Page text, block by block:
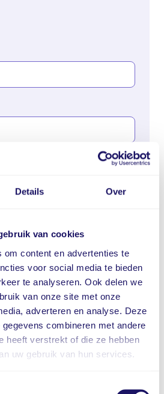
Details Over
van cookies
om content en advertenties te
voor social media te bieden
te analyseren. Ook delen we
van onze site met onze
adverteren en analyse. Deze
combineren met andere
heeft verstrekt of die ze hebben
uw gebruik van hun services.